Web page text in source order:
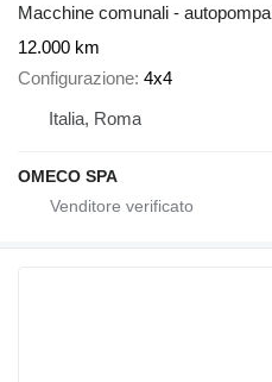
Macchine comunali - autopompa
12.000 km
Configurazione 4x4
Italia, Roma
OMECO SPA